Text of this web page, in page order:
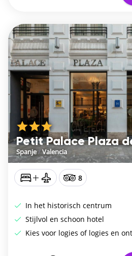
Petit Palace Plaza
Spanje/Valencia
8
In het historisch centrum
Stijlvol en schoon hotel
Kies voor logies of logies en